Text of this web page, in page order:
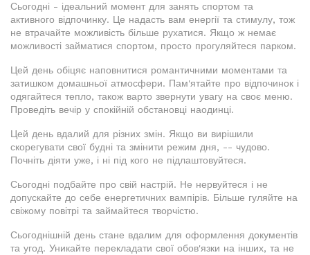
Сьогодні - ідеальний момент для занять спортом та
активного відпочинку. Це надасть вам енергії та стимулу, тож
не втрачайте можливість більше рухатися. Якщо ж немає
можливості займатися спортом, просто прогуляйтеся парком.
Цей день обіцяє наповнитися романтичними моментами та
затишком домашньої атмосфери. Пам'ятайте про відпочинок і
одягайтеся тепло, також варто звернути увагу на своє меню.
Проведіть вечір у спокійній обстановці наодинці.
Цей день вдалий для різних змін. Якщо ви вирішили
скорегувати свої будні та змінити режим дня, -- чудово.
Почніть діяти уже, і ні під кого не підлаштовуйтеся.
Сьогодні подбайте про свій настрій. Не нервуйтеся і не
допускайте до себе енергетичних вампірів. Більше гуляйте на
свіжому повітрі та займайтеся творчістю.
Сьогоднішній день стане вдалим для оформлення документів
та угод. Уникайте перекладати свої обов'язки на інших, та не